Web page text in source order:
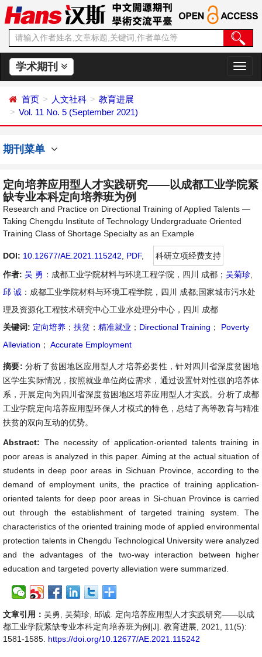
学术期刊
切
换
首页 人文社科
教育进展
Vol. 11 No. 5 (September 2021)
期刊菜单
定向培养应用型人才实践研究——以成都工业学院紧
缺专业本科定向培养班为例
Research and Practice on Directional Training of Applied Talents —
Taking Chengdu Institute of Technology Undergraduate Oriented
Training Class of Shortage Specialty as an Example
DOI: 10.12677/AE.2021.115242 PDF,
科研立项经费支持
作者: 吴 勇 ：成都工业学院材料与环境工程学院，四川 成都； 吴菊珍
邱 诚 ：成都工业学院材料与环境工程学院，四川 成都;国家城市污水处
理及资源化工程技术研究中心工业水处理分中心，四川 成都
关键词: 定向培养 ； 扶贫 ； 精准就业 ； Directional Training ；
Poverty
Alleviation ； Accurate Employment
摘要: 分析了贫困地区应用型人才培养必要性，针对四川省深度贫困地
区学生实际情况，按照就业单位岗位需求，通过设置针对性强的培养体
系，开展定向为四川省深度贫困地区培养应用型人才实践。分析了成都
工业学院定向培养应用型环保人才模式的特色，总结了高等教育与精准
扶贫的双向互动的优势。
Abstract: The necessity of application-oriented talents training in
poor areas is analyzed in this paper. Aiming at the actual situation of
students in deep poor areas in Sichuan Province, according to the
demand of employment units, the practice of training application-
oriented talents for deep poor areas in Si-chuan Province is carried
out through the establishment of targeted training system. The
characteristics of the oriented training mode of applied environmental
protection talents in Chengdu Technological University were analyzed
and the advantages of the two-way interaction between higher
education and targeted poverty alleviation were summarized.
文章引用： 吴勇, 吴菊珍, 邱诚. 定向培养应用型人才实践研究——以成
都工业学院紧缺专业本科定向培养班为例[J]. 教育进展, 2021, 11(5):
1581-1585. https://doi.org/10.12677/AE.2021.115242